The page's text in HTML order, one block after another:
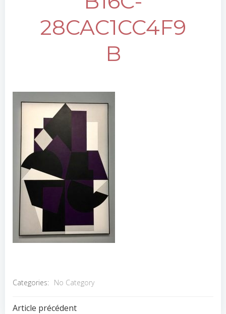
28CAC1CC4F9
B
Categories: No Category
Article précédent